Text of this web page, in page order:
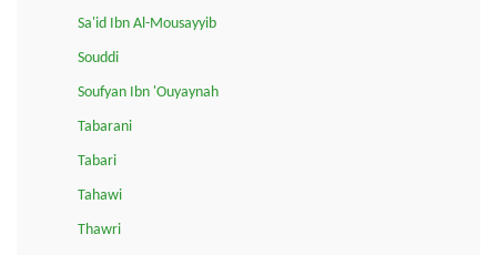
Sa'id Ibn Al-Mousayyib
Souddi
Soufyan Ibn 'Ouyaynah
Tabarani
Tabari
Tahawi
Thawri